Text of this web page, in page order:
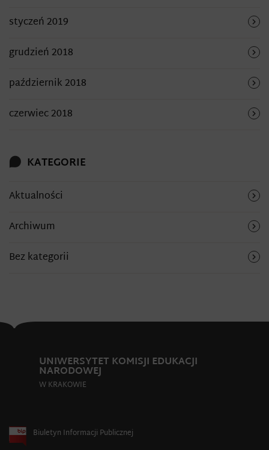
styczeń 2019
grudzień 2018
październik 2018
czerwiec 2018
KATEGORIE
Aktualności
Archiwum
Bez kategorii
UNIWERSYTET KOMISJI EDUKACJI
NARODOWEJ
W KRAKOWIE
Biuletyn Informacji Publicznej